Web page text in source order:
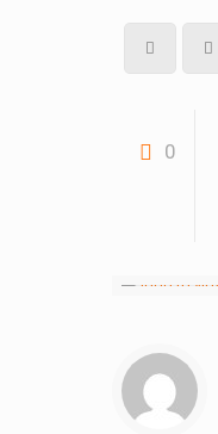
0